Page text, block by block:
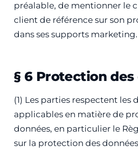
préalable, de mentionner le
client de référence sur son
dans ses supports marketing.
§ 6 Protection des
(1) Les parties respectent les
applicables en matière de
données, en particulier le
sur la protection des